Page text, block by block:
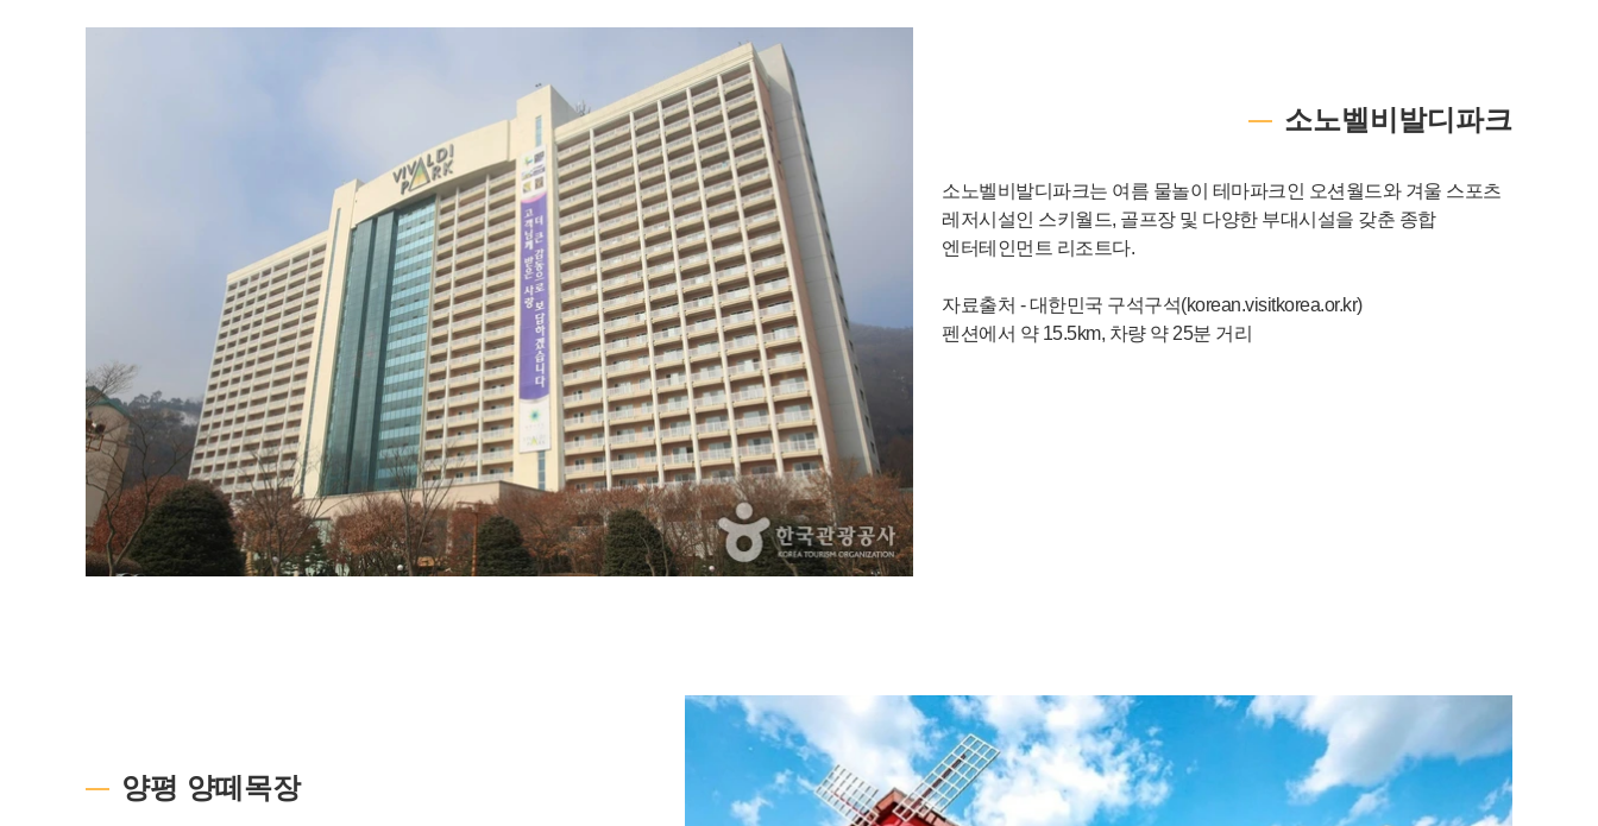
소노벨비발디파크
소노벨비발디파크는 여름 물놀이 테마파크인 오션월드와 겨울 스포츠
레저시설인 스키월드, 골프장 및 다양한 부대시설을 갖춘 종합
엔터테인먼트 리조트다.
자료출처 - 대한민국 구석구석(korean.visitkorea.or.kr)
펜션에서 약 15.5km, 차량 약 25분 거리
양평 양떼목장